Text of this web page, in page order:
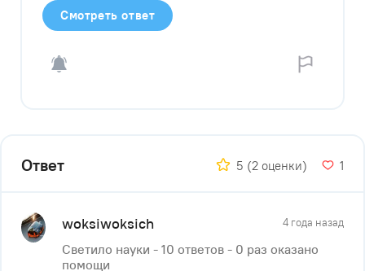
Смотреть ответ
Ответ 5 (2 оценки) 1
woksiwoksich 4 года назад
Светило науки - 10 ответов - 0 раз оказано
помощи